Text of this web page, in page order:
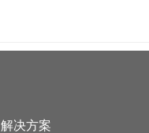
解决方案